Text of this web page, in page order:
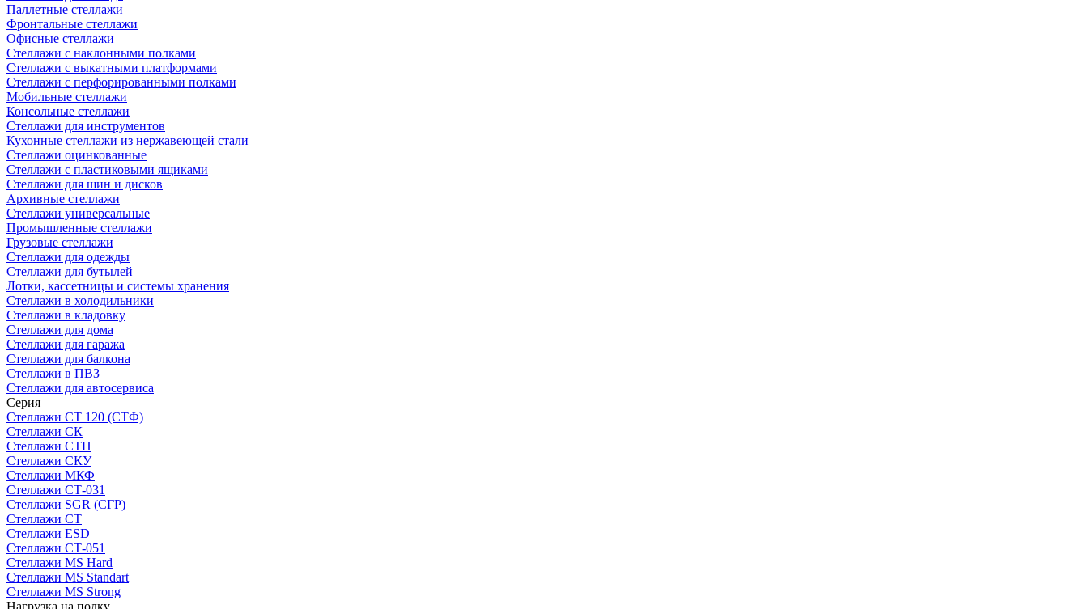
Паллетные стеллажи
Фронтальные стеллажи
Офисные стеллажи
Стеллажи с наклонными полками
Стеллажи с выкатными платформами
Стеллажи с перфорированными полками
Мобильные стеллажи
Консольные стеллажи
Стеллажи для инструментов
Кухонные стеллажи из нержавеющей стали
Стеллажи оцинкованные
Стеллажи с пластиковыми ящиками
Стеллажи для шин и дисков
Архивные стеллажи
Стеллажи универсальные
Промышленные стеллажи
Грузовые стеллажи
Стеллажи для одежды
Стеллажи для бутылей
Лотки, кассетницы и системы хранения
Стеллажи в холодильники
Стеллажи в кладовку
Стеллажи для дома
Стеллажи для гаража
Стеллажи для балкона
Стеллажи в ПВЗ
Стеллажи для автосервиса
Серия
Стеллажи СТ 120 (СТФ)
Стеллажи СК
Стеллажи СТП
Стеллажи СКУ
Стеллажи МКФ
Стеллажи СТ-031
Стеллажи SGR (СГР)
Стеллажи СТ
Стеллажи ESD
Стеллажи СТ-051
Стеллажи MS Hard
Стеллажи MS Standart
Стеллажи MS Strong
Нагрузка на полку